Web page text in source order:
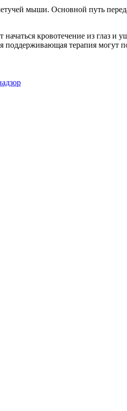
мыши. Основной путь
кровотечение из глаз и
поддерживающая терапия